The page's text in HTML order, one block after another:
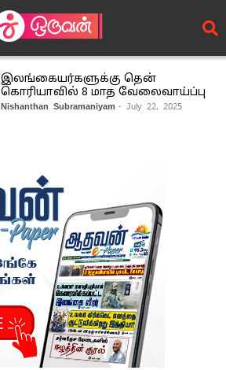
இலங்கையர்களுக்கு தென்
கொரியாவில் 8 மாத வேலைவாய்ப்பு
Nishanthan Subramaniyam - July 22, 2025